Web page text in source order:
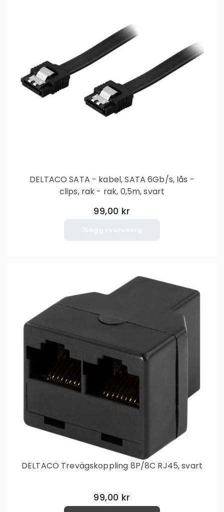
DELTACO SATA - kabel, SATA 6Gb/s, lås -
clips, rak - rak, 0,5m, svart
99,00 kr
DELTACO Trevägskoppling 8P/8C RJ45, svart
99,00 kr